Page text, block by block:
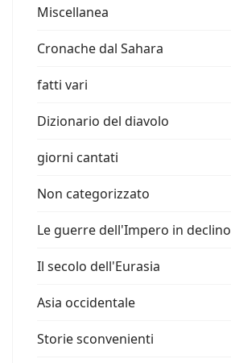
Miscellanea
Cronache dal Sahara
fatti vari
Dizionario del diavolo
giorni cantati
Non categorizzato
Le guerre dell'Impero in declino
Il secolo dell'Eurasia
Asia occidentale
Storie sconvenienti